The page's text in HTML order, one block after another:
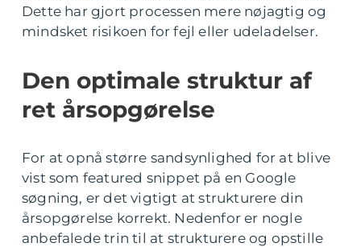
Dette har gjort processen mere nøjagtig og
mindsket risikoen for fejl eller udeladelser.
Den optimale struktur af
ret årsopgørelse
For at opnå større sandsynlighed for at blive
vist som featured snippet på en Google
søgning, er det vigtigt at strukturere din
årsopgørelse korrekt. Nedenfor er nogle
anbefalede trin til at strukturere og opstille